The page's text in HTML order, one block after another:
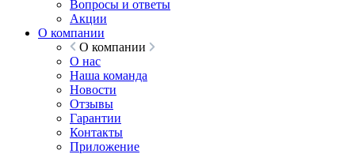
Вопросы и ответы
Акции
О компании
О компании
О нас
Наша команда
Новости
Отзывы
Гарантии
Контакты
Приложение